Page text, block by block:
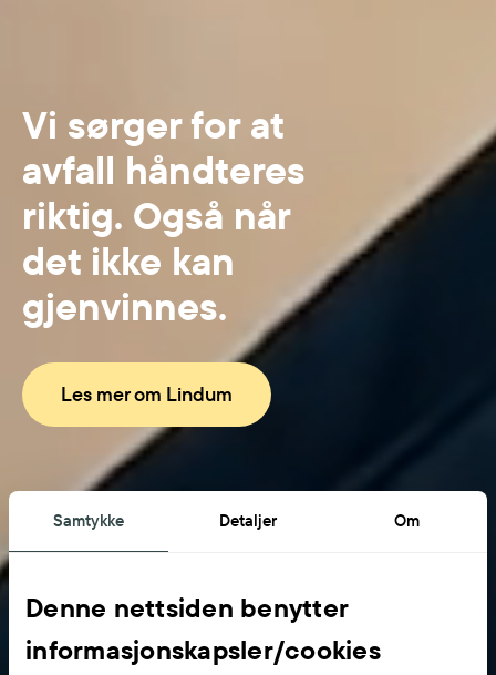
Samtykke Detaljer Om
Denne nettsiden benytter
informasjonskapsler/cookies
Vi sørger for at
avfall håndteres
riktig. Også når
det ikke kan
gjenvinnes.
Les mer om Lindum